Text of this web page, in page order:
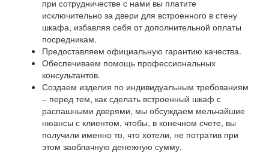
при сотрудничестве с нами вы платите
исключительно за двери для встроенного в стену
шкафа, избавляя себя от дополнительной оплаты
посредникам.
Предоставляем официальную гарантию качества.
Обеспечиваем помощь профессиональных
консультантов.
Создаем изделия по индивидуальным требованиям
– перед тем, как сделать встроенный шкаф с
распашными дверями, мы обсуждаем мельчайшие
нюансы с клиентом, чтобы, в конечном счете, вы
получили именно то, что хотели, не потратив при
этом заоблачную денежную сумму.